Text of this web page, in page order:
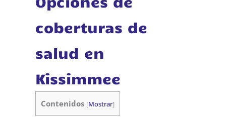
coberturas de
salud en
Kissimmee
Contenidos [Mostrar]